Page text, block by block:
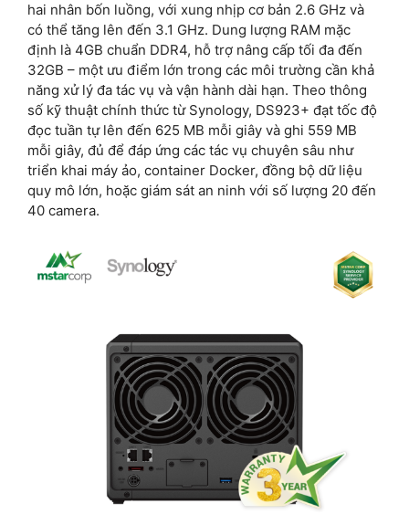
hai nhân bốn luồng, với xung nhịp cơ bản 2.6 GHz và
có thể tăng lên đến 3.1 GHz. Dung lượng RAM mặc
định là 4GB chuẩn DDR4, hỗ trợ nâng cấp tối đa đến
32GB – một ưu điểm lớn trong các môi trường cần khả
năng xử lý đa tác vụ và vận hành dài hạn. Theo thông
số kỹ thuật chính thức từ Synology, DS923+ đạt tốc độ
đọc tuần tự lên đến 625 MB mỗi giây và ghi 559 MB
mỗi giây, đủ để đáp ứng các tác vụ chuyên sâu như
triển khai máy ảo, container Docker, đồng bộ dữ liệu
quy mô lớn, hoặc giám sát an ninh với số lượng 20 đến
40 camera.